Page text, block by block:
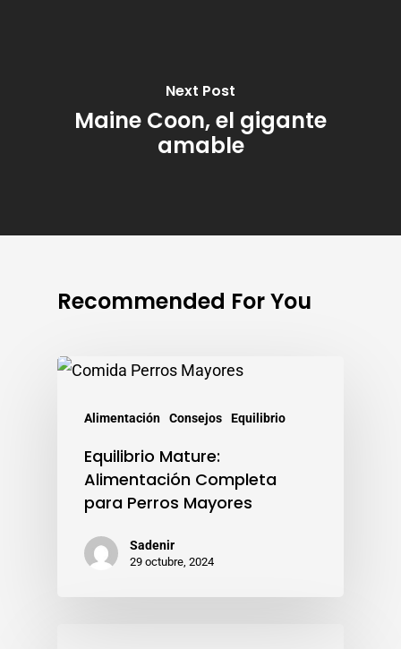
Next Post
Maine Coon, el gigante
amable
Recommended For You
Alimentación Consejos Equilibrio
Equilibrio Mature:
Alimentación Completa
para Perros Mayores
Sadenir
29 octubre, 2024